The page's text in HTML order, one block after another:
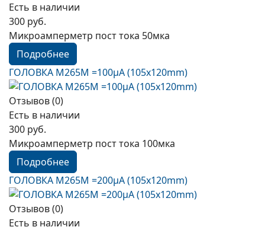
Есть в наличии
300 руб.
Микроамперметр пост тока 50мка
Подробнее
ГОЛОВКА М265М =100µА (105x120mm)
Отзывов (0)
Есть в наличии
300 руб.
Микроамперметр пост тока 100мка
Подробнее
ГОЛОВКА М265М =200µА (105x120mm)
Отзывов (0)
Есть в наличии